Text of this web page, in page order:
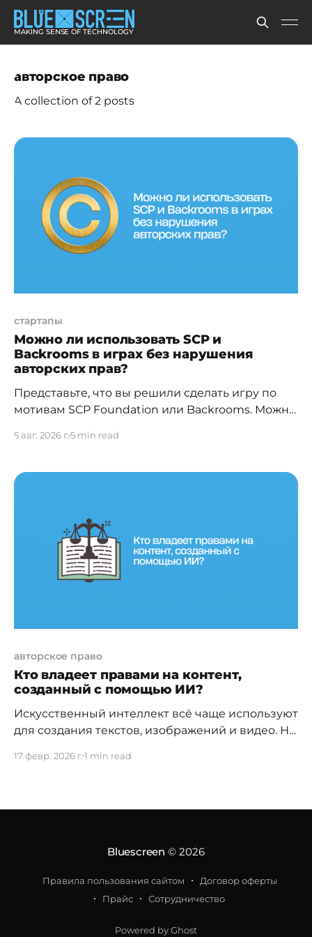
MAKING SENSE OF TECHNOLOGY
авторское право
A collection of 2 posts
стартапы
Можно ли использовать SCP и
Backrooms в играх без нарушения
авторских прав?
Представьте, что вы решили сделать игру по
мотивам SCP Foundation или Backrooms. Можно
Разбираемся, где заканчивается свобода
независимых игровых студий
5 авг. 2026 г.5 min read
авторское право
Кто владеет правами на контент,
созданный с помощью ИИ?
Искусственный интеллект всё чаще используют
для создания текстов, изображений и видео. Но
логичный вопрос: кому принадлежат права на
возникают только у человека — это базовый
17 февр. 2026 г.1 min read
Bluescreen © 2026
Правила пользования сайтом
Договор оферты
Прайс
Сотрудничество
Powered by Ghost